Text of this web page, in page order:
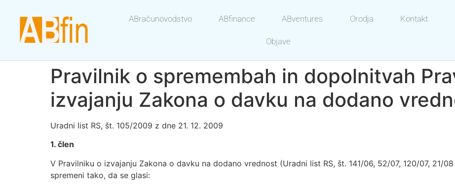
ABračunovodstvo ABfinance ABventures Orodja Kontakt
Objave
Pravilnik o spremembah in dopolnitvah
izvajanju Zakona o davku na dodano
Uradni list RS, št. 105/2009 z dne 21. 12. 2009
1. člen
V Pravilniku o izvajanju Zakona o davku na dodano vrednost (Uradni list RS, št. 141/06, 52/07, 120/07, 21/
spremeni tako, da se glasi: